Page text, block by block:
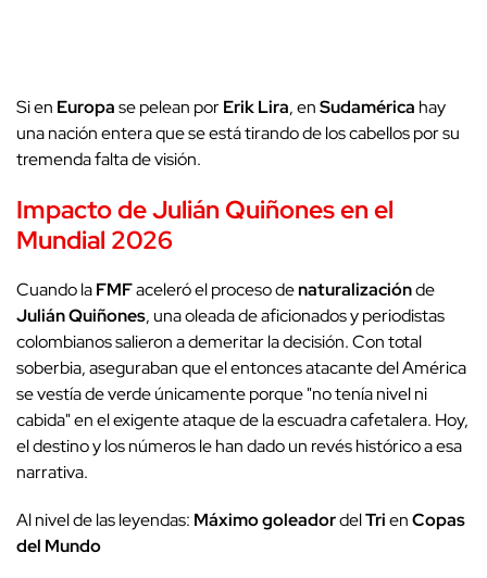
Si en Europase pelean porErik Lira, enSudamérica hay
una nación entera que se está tirando de los cabellos por su
tremenda falta de visión.
Impacto de Julián Quiñones en el
Mundial 2026
Cuando laFMFaceleró el proceso denaturalizaciónde
Julián Quiñones, una oleada de aficionados y periodistas
colombianos salieron a demeritar la decisión. Con total
soberbia, aseguraban que el entonces atacante del América
se vestía de verde únicamente porque "no tenía nivel ni
cabida" en el exigente ataque de la escuadra cafetalera. Hoy,
el destino y los números le han dado un revés histórico a esa
narrativa.
Al nivel de las leyendas: Máximo goleadordelTrienCopas
del Mundo